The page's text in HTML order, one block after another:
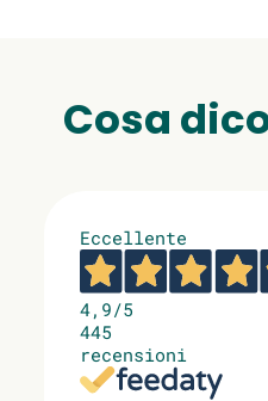
Cosa
Eccellente
4,9/5
445
recensioni